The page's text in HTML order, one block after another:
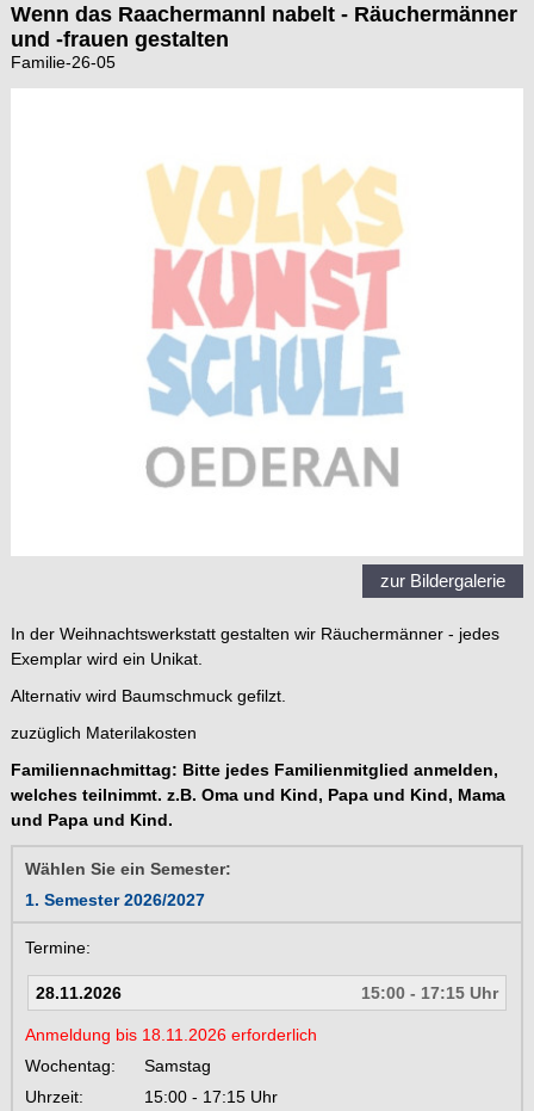
Wenn das Raachermannl nabelt - Räuchermänner
und -frauen gestalten
Familie-26-05
zur Bildergalerie
In der Weihnachtswerkstatt gestalten wir Räuchermänner - jedes
Exemplar wird ein Unikat.
Alternativ wird Baumschmuck gefilzt.
zuzüglich Materilakosten
Familiennachmittag: Bitte jedes Familienmitglied anmelden,
welches teilnimmt. z.B. Oma und Kind, Papa und Kind, Mama
und Papa und Kind.
Wählen Sie ein Semester:
1. Semester 2026/2027
Termine:
15:00 - 17:15 Uhr
28.11.2026
Anmeldung bis 18.11.2026 erforderlich
Wochentag:
Samstag
Uhrzeit:
15:00 - 17:15 Uhr